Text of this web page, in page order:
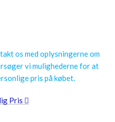
os med oplysningerne om
vi mulighederne for at
pris på købet.
Pris